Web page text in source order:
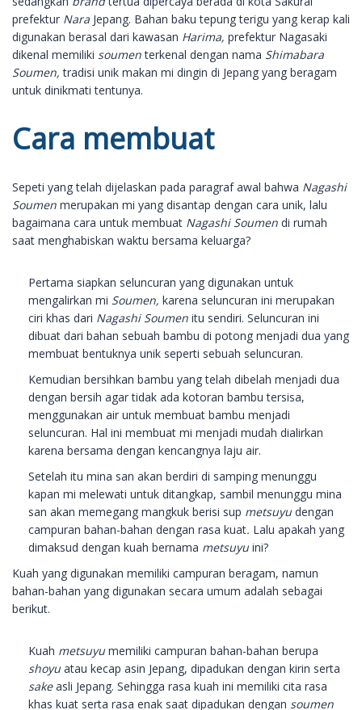
prefektur Nara Jepang. Bahan baku tepung terigu yang kerap kali
digunakan berasal dari kawasan Harima, prefektur Nagasaki
dikenal memiliki soumenterkenal dengan nama Shimabara
Soumen,tradisi unik makan mi dingin di Jepang yang beragam
untuk dinikmati tentunya.
Cara membuat
Sepeti yang telah dijelaskan pada paragraf awal bahwa Nagashi
Soumen merupakan mi yang disantap dengan cara unik, lalu
bagaimana cara untuk membuat Nagashi Soumen di rumah
saat menghabiskan waktu bersama keluarga?
Pertama siapkan seluncuran yang digunakan untuk
mengalirkan mi Soumen, karena seluncuran ini merupakan
ciri khas dari Nagashi Soumen itu sendiri. Seluncuran ini
dibuat dari bahan sebuah bambu di potong menjadi dua yang
membuat bentuknya unik seperti sebuah seluncuran.
Kemudian bersihkan bambu yang telah dibelah menjadi dua
dengan bersih agar tidak ada kotoran bambu tersisa,
menggunakan air untuk membuat bambu menjadi
seluncuran. Hal ini membuat mi menjadi mudah dialirkan
karena bersama dengan kencangnya laju air.
Setelah itu mina san akan berdiri di samping menunggu
kapan mi melewati untuk ditangkap, sambil menunggu mina
san akan memegang mangkuk berisi sup metsuyu dengan
campuran bahan-bahan dengan rasa kuat. Lalu apakah yang
dimaksud dengan kuah bernama metsuyu ini?
Kuah yang digunakan memiliki campuran beragam, namun
bahan-bahan yang digunakan secara umum adalah sebagai
berikut.
Kuah metsuyu memiliki campuran bahan-bahan berupa
shoyu atau kecap asin Jepang, dipadukan dengan kirin serta
sakeasli Jepang. Sehingga rasa kuah ini memiliki cita rasa
khas kuat serta rasa enak saat dipadukan dengan soumen